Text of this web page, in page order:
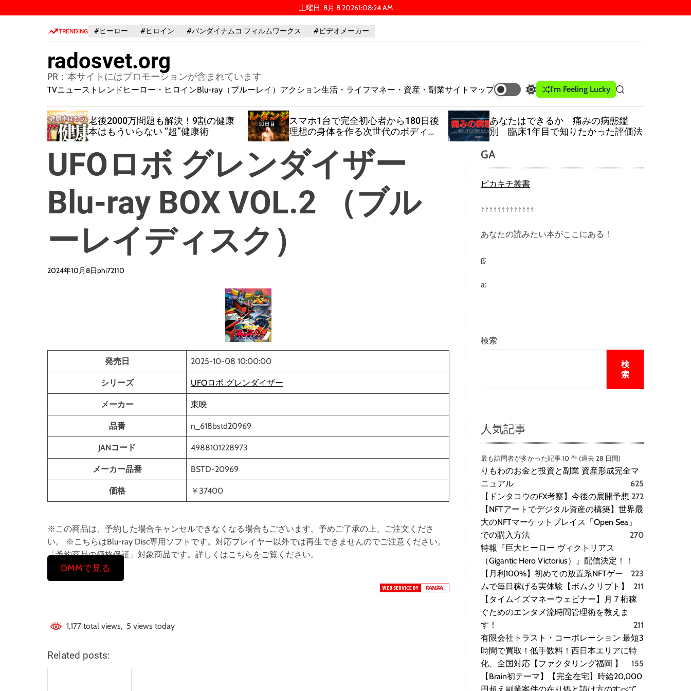
k
土曜日, 8月 8 20261:08:25AM
TRENDING #ヒーロー #ヒロイン #バンダイナムコ フィルムワークス #ビデオメーカー
radosvet.org
PR：本サイトにはプロモーションが含まれています
TVニューストレンド ヒーロー・ヒロインBlu-ray（ブルーレイ） アクション生活・ライフマネー・資産・副業サイトマップ
S
w
t
c
o
o
m
e
I'm Feeling Lucky
S
e
r
c
老後2000万問題も解決！9割の健康
本はもういらない “超”健康術
スマホ1台で完全初心者から180日後
理想の身体を作る次世代のボディー
あなたはできるか 痛みの病態鑑
別 臨床1年目で知りたかった評価法
UFOロボ グレンダイザー
Blu-ray BOX VOL.2 （ブル
ーレイディスク）
2024年10月8日phi72110
発売日 2025-10-08 10:00:00
シリーズ UFOロボ グレンダイザー
メーカー 東映
品番 n_618bstd20969
JANコード 4988101228973
メーカー品番 BSTD-20969
価格 ￥37400
※この商品は、予約した場合キャンセルできなくなる場合もございます。予めご了承の上、ご注文くださ
い。 ※こちらはBlu-ray Disc専用ソフトです。対応プレイヤー以外では再生できませんのでご注意ください。
「予約商品の価格保証」対象商品です。詳しくはこちらをご覧ください。
DMMで見る
1,177 total views, 5 views today
Related posts:
GA
ピカキチ叢書
↑↑↑↑↑↑↑↑↑↑↑↑↑
あなたの読みたい本がここにある！
g:
a:
検索
検
索
人気記事
最も訪問者が多かった記事 10 件 (過去 28 日間)
りもわのお金と投資と副業 資産形成完全マ
ニュアル
625
【ドンタコウのFX考察】今後の展開予想 272
【NFTアートでデジタル資産の構築】世界最
大のNFTマーケットプレイス「Open Sea」
での購入方法
270
特報『巨大ヒーロー ヴィクトリアス
（Gigantic Hero Victorius）』配信決定！！
223
【月利100%】初めての放置系NFTゲー
ムで毎日稼げる実体験【ボムクリプト】
211
【タイムイズマネーウェビナー】月７桁稼
ぐためのエンタメ流時間管理術を教えま
す！
211
有限会社トラスト・コーポレーション 最短3
時間で買取！低手数料！西日本エリアに特
化、全国対応【ファクタリング福岡 】
155
【Brain初テーマ】【完全在宅】時給20,000